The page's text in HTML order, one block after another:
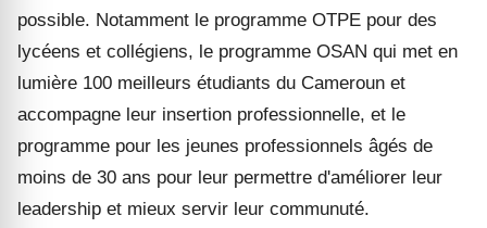
possible. Notamment le programme OTPE pour des
lycéens et collégiens, le programme OSAN qui met en
lumière 100 meilleurs étudiants du Cameroun et
accompagne leur insertion professionnelle, et le
programme pour les jeunes professionnels âgés de
moins de 30 ans pour leur permettre d'améliorer leur
leadership et mieux servir leur communuté.